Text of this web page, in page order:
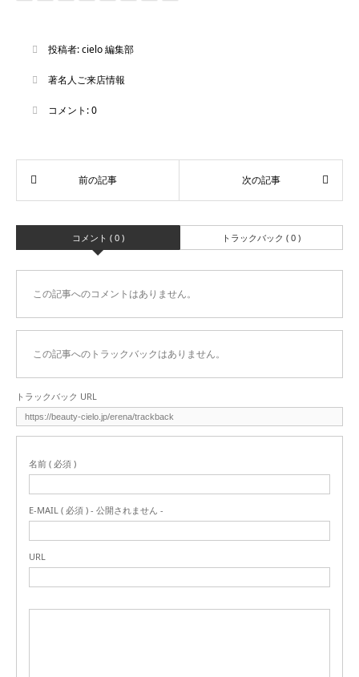
投稿者:cielo 編集部
著名人ご来店情報
コメント:0
コメント ( 0 ) トラックバック ( 0 )
この記事へのコメントはありません。
この記事へのトラックバックはありません。
トラックバック URL
名前 ( 必須 )
E-MAIL ( 必須 ) - 公開されません -
URL